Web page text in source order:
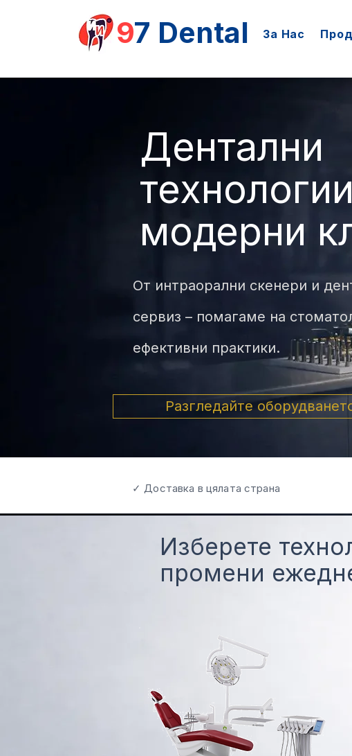
97 Dental За Нас
Дентални
модерни
От интраорални скенери и
сервиз – помагаме на
ефективни практики.
Разгледайте
✓ Доставка в цялата страна
Изберете
промени